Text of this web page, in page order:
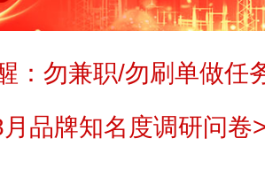
企业沟通确认。
本站不生产产品，不提
商，不提供中介服务，更
供参考和借鉴。
：勿兼职/勿刷单做任
品牌知名度调研问卷